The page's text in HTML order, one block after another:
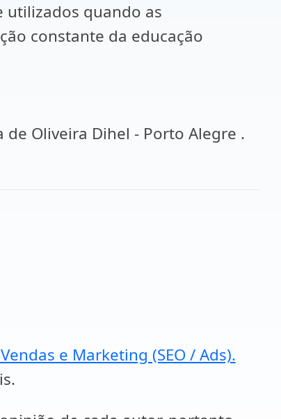
utilizados quando as
constante da educação
de Oliveira Dihel - Porto Alegre .
e Marketing (SEO / Ads).